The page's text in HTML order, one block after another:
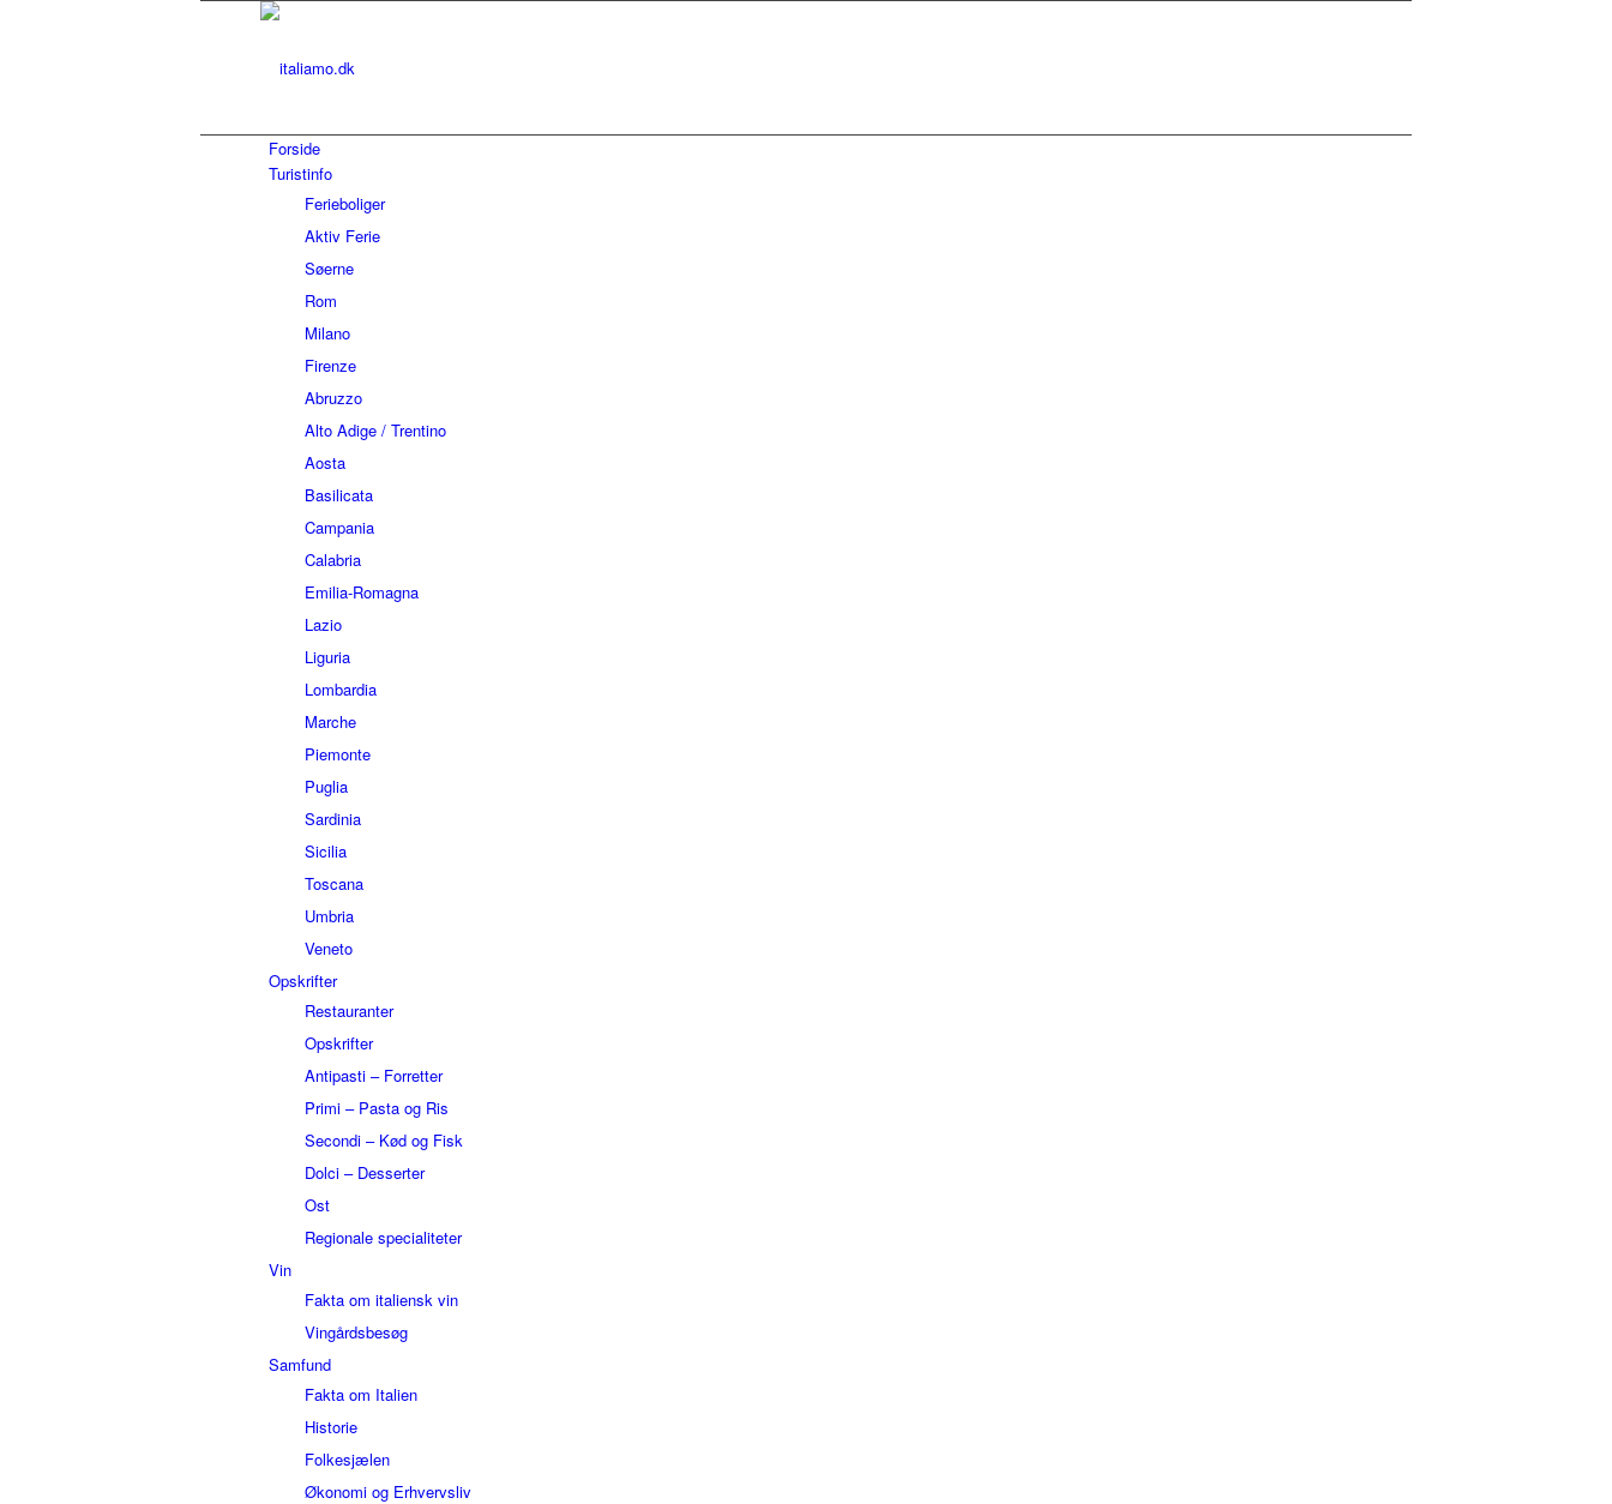
Forside
Turistinfo
Ferieboliger
Aktiv Ferie
Søerne
Rom
Milano
Firenze
Abruzzo
Alto Adige / Trentino
Aosta
Basilicata
Campania
Calabria
Emilia-Romagna
Lazio
Liguria
Lombardia
Marche
Piemonte
Puglia
Sardinia
Sicilia
Toscana
Umbria
Veneto
Opskrifter
Restauranter
Opskrifter
Antipasti – Forretter
Primi – Pasta og Ris
Secondi – Kød og Fisk
Dolci – Desserter
Ost
Regionale specialiteter
Vin
Fakta om italiensk vin
Vingårdsbesøg
Samfund
Fakta om Italien
Historie
Folkesjælen
Økonomi og Erhvervsliv